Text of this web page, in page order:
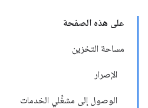
على هذه الصفحة
مساحة التخزين
الإصرار
الوصول إلى مشغِّلي الخدمات